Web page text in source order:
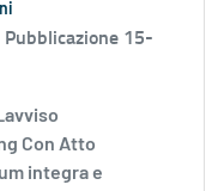
Pubblicazione 15-
Con Atto
integra e